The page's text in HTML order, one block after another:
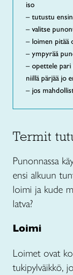
iso
– tutustu
– valitse
– loimen pitää
– ympyrää
– opettele pari
niillä pärjää jo
– jos
Termit
Punonnassa
ensi alkuun
loimi ja kude
latva?
Loimi
Loimet ovat
tukipylväikkö,